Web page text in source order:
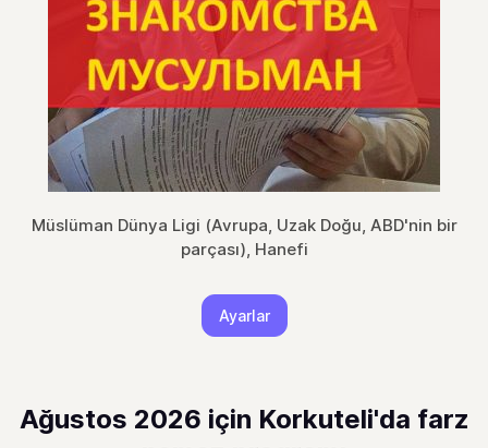
Müslüman Dünya Ligi (Avrupa, Uzak Doğu, ABD'nin bir
parçası), Hanefi
Ayarlar
Ağustos 2026 için Korkuteli'da farz